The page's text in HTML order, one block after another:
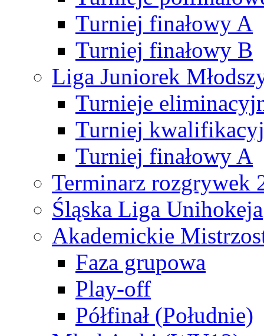
Turniej finałowy A
Turniej finałowy B
Liga Juniorek
Turnieje
Turniej
Turniej finałowy A
Terminarz rozgrywek
Śląska Liga Unihokeja
Akademickie
Faza grupowa
Play-off
Półfinał (Południe)